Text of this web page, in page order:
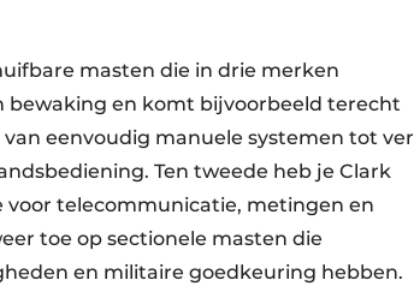
masten die in drie merken
bewaking en komt bijvoorbeeld terecht
eenvoudig manuele systemen tot ver
Ten tweede heb je Clark
voor telecommunicatie, metingen en
toe op sectionele masten die
en militaire goedkeuring hebben.